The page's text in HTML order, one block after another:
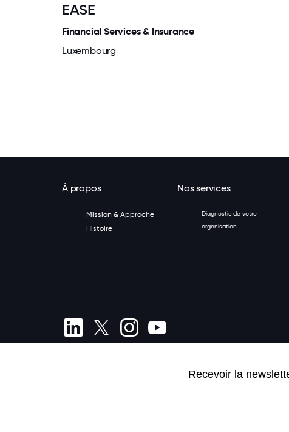
EASE
Financial Services & Insurance
Luxembourg
À propos
Mission & Approche
Histoire
Nos services
Diagnostic de votre
organisation